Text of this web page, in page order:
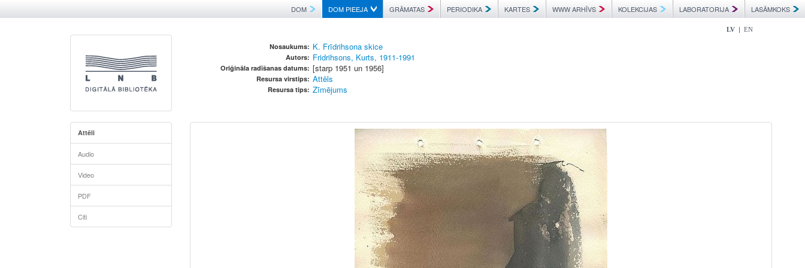
DOM DOM PIEEJA GRĀMATAS PERIODIKA KARTES WWW ARHĪVS KOLEKCIJAS LABORATORIJA LASĀMKOKS
LV | EN
Nosaukums: K. Frīdrihsona skice
Autors: Fridrihsons, Kurts, 1911-1991
Oriģināla radīšanas datums: [starp 1951 un 1956]
Resursa virstips: Attēls
Resursa tips: Zīmējums
Attēli
Audio
Video
PDF
Citi